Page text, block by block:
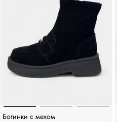
Ботинки с мехом